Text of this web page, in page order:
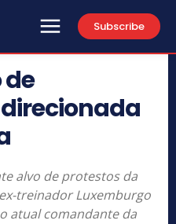
Subscribe
alvo de protestos da
treinador Luxemburgo
atual comandante da